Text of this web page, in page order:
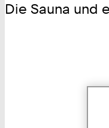
Die Sauna und